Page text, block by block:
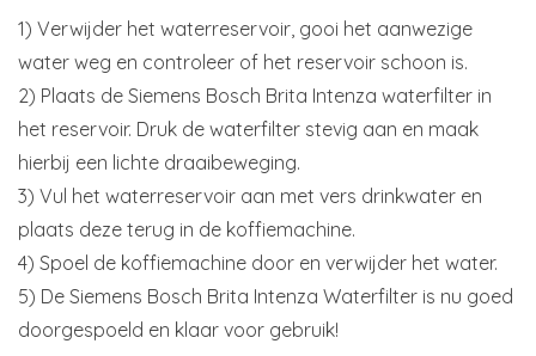
1) Verwijder het waterreservoir, gooi het aanwezige
water weg en controleer of het reservoir schoon is.
2) Plaats de Siemens Bosch Brita Intenza waterfilter in
het reservoir. Druk de waterfilter stevig aan en maak
hierbij een lichte draaibeweging.
3) Vul het waterreservoir aan met vers drinkwater en
plaats deze terug in de koffiemachine.
4) Spoel de koffiemachine door en verwijder het water.
5) De Siemens Bosch Brita Intenza Waterfilter is nu goed
doorgespoeld en klaar voor gebruik!